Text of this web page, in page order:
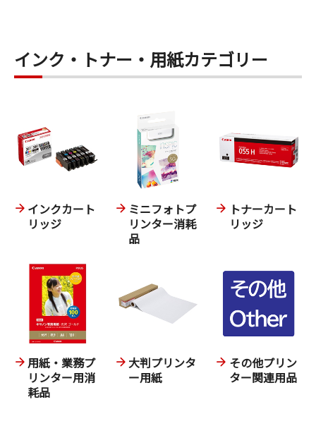
インク・トナー・用紙カテゴリー
インクカート
リッジ
ミニフォトプ
リンター消耗
品
トナーカート
リッジ
用紙・業務プ
リンター用消
耗品
大判プリンタ
ー用紙
その他プリン
ター関連用品